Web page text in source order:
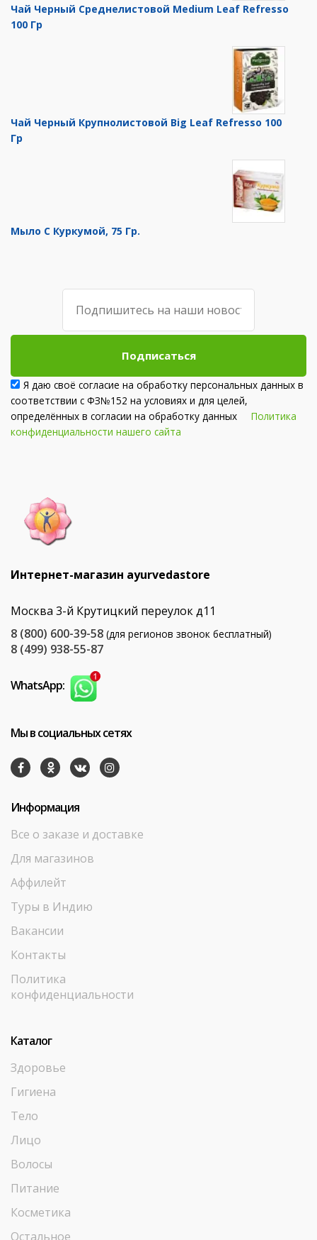
Чай Черный Среднелистовой Medium Leaf Refresso
100 Гр
Чай Черный Крупнолистовой Big Leaf Refresso 100
Гр
Мыло С Куркумой, 75 Гр.
Подписаться
Я даю своё согласие на обработку персональных данных в
соответствии с ФЗ№152 на условиях и для целей,
определённых в согласии на обработку данных Политика
конфиденциальности нашего сайта
Интернет-магазин ayurvedastore
Москва 3-й Крутицкий переулок д11
8 (800) 600-39-58 (для регионов звонок бесплатный)
8 (499) 938-55-87
WhatsApp:
Мы в социальных сетях
Информация
Все о заказе и доставке
Для магазинов
Аффилейт
Туры в Индию
Вакансии
Контакты
Политика
конфиденциальности
Каталог
Здоровье
Гигиена
Тело
Лицо
Волосы
Питание
Косметика
Остальное